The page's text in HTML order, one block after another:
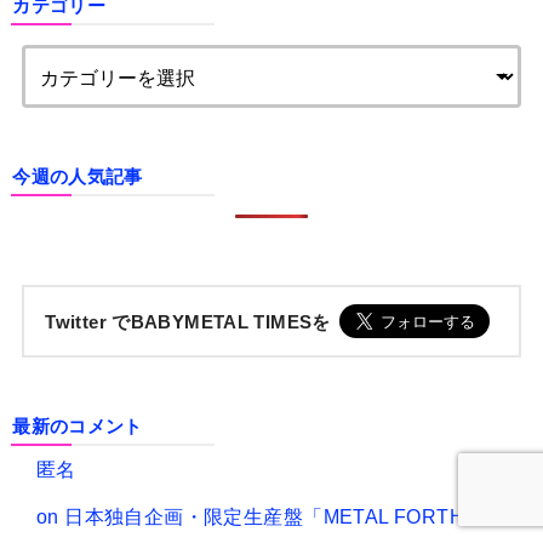
カテゴリー
今週の人気記事
Twitter でBABYMETAL TIMESを
最新のコメント
匿名
on 日本独自企画・限定生産盤「METAL FORTH